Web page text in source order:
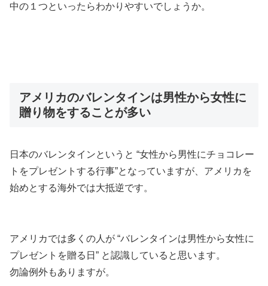
中の１つといったらわかりやすいでしょうか。
アメリカのバレンタインは男性から女性に
贈り物をすることが多い
日本のバレンタインというと “女性から男性にチョコレー
トをプレゼントする行事”となっていますが、アメリカを
始めとする海外では大抵逆です。
アメリカでは多くの人が “バレンタインは男性から女性に
プレゼントを贈る日” と認識していると思います。
勿論例外もありますが。